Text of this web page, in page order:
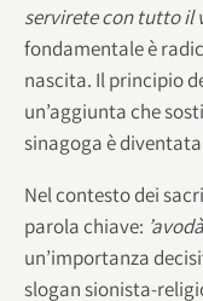
servirete con tutto il
fondamentale è
nascita. Il principio
un’aggiunta che
sinagoga è
Nel contesto dei
parola chiave: ’avodà
un’importanza
slogan sionista-